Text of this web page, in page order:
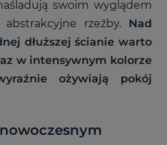
swoim wyglądem
rzeźby. Nad
dłuższej ścianie warto
w intensywnym kolorze
ożywiają pokój